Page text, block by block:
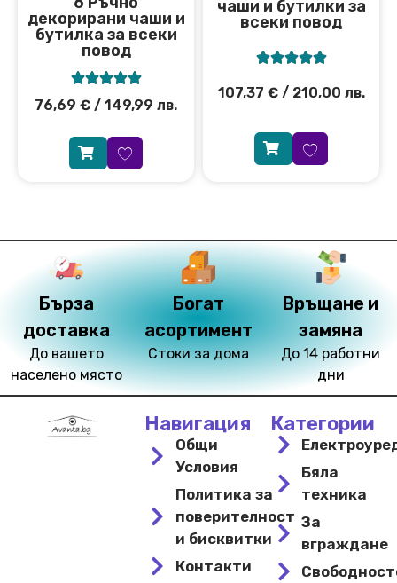
декорирани чаши и
бутилка за всеки
повод

76,69 € / 149,99 лв.
чаши и бутилки за
всеки повод

107,37 €/ 210,00 лв.
Бърза
доставка
До вашето
населено място
Богат
асортимент
Стоки за дома
Връщане и
замяна
До 14 работни
дни
Навигация
Общи
Условия
Политика за
поверителност
и бисквитки
Контакти
Категории
Бяла
техника
За
вграждане